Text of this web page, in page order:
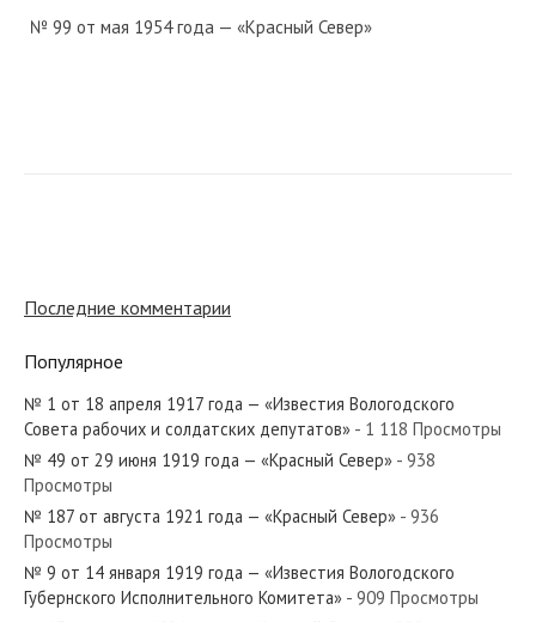
№ 99 от мая 1954 года — «Красный Север»
№ 171 от августа 1956 года — «Красный Север»
№ 27 от февраля 1983 года — «Красный Север»
Последние комментарии
Популярное
№ 1 от 18 апреля 1917 года — «Известия Вологодского
Совета рабочих и солдатских депутатов» - 1 118 Просмотры
№ 49 от 29 июня 1919 года — «Красный Север» - 938
Просмотры
№ 187 от августа 1921 года — «Красный Север» - 936
Просмотры
№ 9 от 14 января 1919 года — «Известия Вологодского
Губернского Исполнительного Комитета» - 909 Просмотры